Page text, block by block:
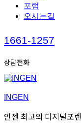
포럼
오시는길
Call
1661-1257
상담전화
INGEN
인젠 최고의 디지털포